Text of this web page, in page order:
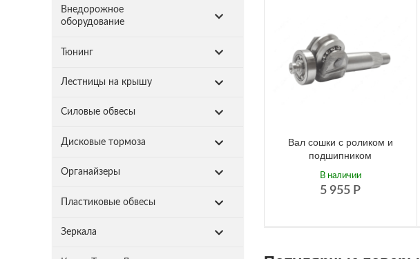
Внедорожное
оборудование
Тюнинг
Лестницы на крышу
Силовые обвесы
Дисковые тормоза
Органайзеры
Пластиковые обвесы
Зеркала
Вал сошки с роликом и
подшипником
5 955 Р
В наличии